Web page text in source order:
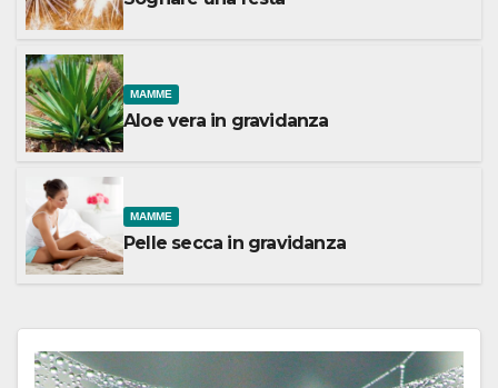
MAMME
Aloe vera in gravidanza
MAMME
Pelle secca in gravidanza